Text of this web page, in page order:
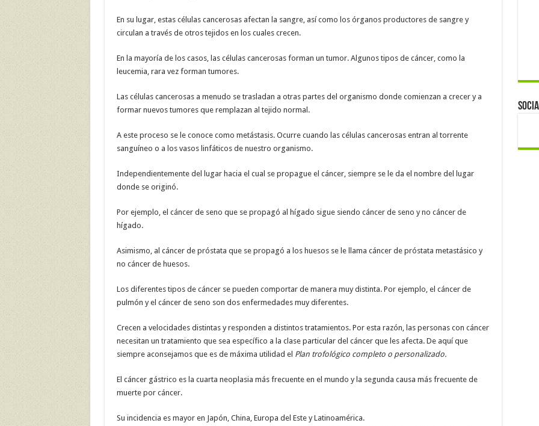
En su lugar, estas células cancerosas afectan la sangre, así como los órganos productores de sangre y
circulan a través de otros tejidos en los cuales crecen.
En la mayoría de los casos, las células cancerosas forman un tumor. Algunos tipos de cáncer, como la
leucemia, rara vez forman tumores.
Las células cancerosas a menudo se trasladan a otras partes del organismo donde comienzan a crecer y a
formar nuevos tumores que remplazan al tejido normal.
A este proceso se le conoce como metástasis. Ocurre cuando las células cancerosas entran al torrente
sanguíneo o a los vasos linfáticos de nuestro organismo.
Independientemente del lugar hacia el cual se propague el cáncer, siempre se le da el nombre del lugar
donde se originó.
Por ejemplo, el cáncer de seno que se propagó al hígado sigue siendo cáncer de seno y no cáncer de
hígado.
Asimismo, al cáncer de próstata que se propagó a los huesos se le llama cáncer de próstata metastásico y
no cáncer de huesos.
Los diferentes tipos de cáncer se pueden comportar de manera muy distinta. Por ejemplo, el cáncer de
pulmón y el cáncer de seno son dos enfermedades muy diferentes.
Crecen a velocidades distintas y responden a distintos tratamientos. Por esta razón, las personas con cáncer
necesitan un tratamiento que sea específico a la clase particular del cáncer que les afecta. De aquí que
siempre aconsejamos que es de máxima utilidad el Plan trofológico completo o personalizado.
El cáncer gástrico es la cuarta neoplasia más frecuente en el mundo y la segunda causa más frecuente de
muerte por cáncer.
Su incidencia es mayor en Japón, China, Europa del Este y Latinoamérica.